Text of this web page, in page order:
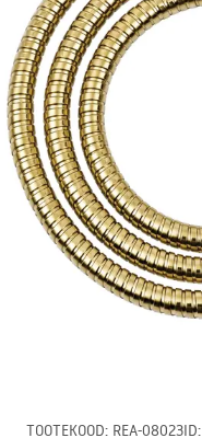
TOOTEKOOD: REA-08023ID: